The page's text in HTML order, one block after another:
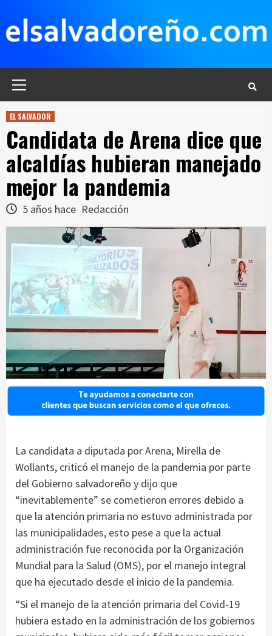
contenido
EL SALVADOR
Candidata de Arena dice que
alcaldías hubieran manejado
mejor la pandemia
5 años hace Redacción
La candidata a diputada por Arena, Mirella de
Wollants, criticó el manejo de la pandemia por parte
del Gobierno salvadoreño y dijo que
“inevitablemente” se cometieron errores debido a
que la atención primaria no estuvo administrada por
las municipalidades, esto pese a que la actual
administración fue reconocida por la Organización
Mundial para la Salud (OMS), por el manejo integral
que ha ejecutado desde el inicio de la pandemia.
“Si el manejo de la atención primaria del Covid-19
hubiera estado en la administración de los gobiernos